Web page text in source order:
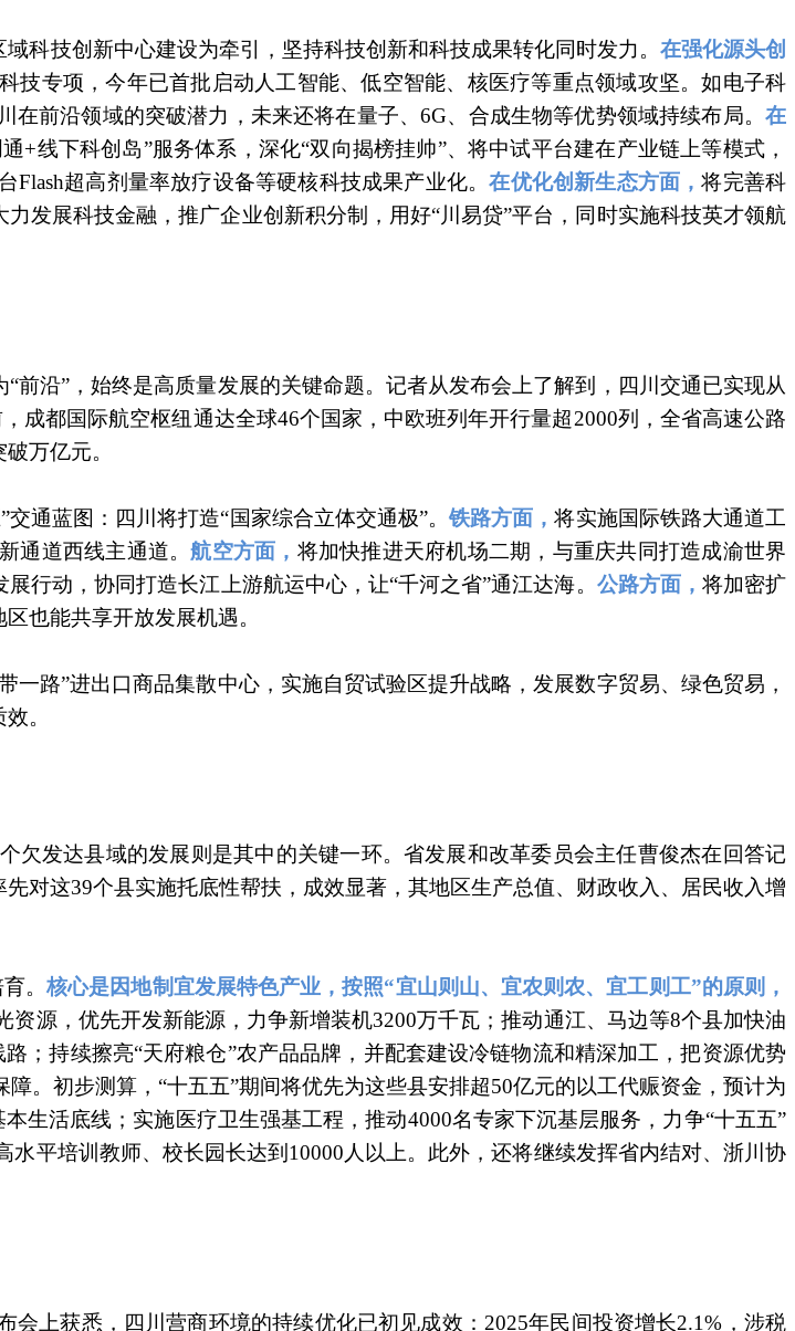
科技创新中心建设为牵引，坚持科技创新和科技成果转化同时发力。 在强化源头创
技专项，今年已首批启动人工智能、低空智能、核医疗等重点领域攻坚。如电子科
前沿领域的突破潜力，未来还将在量子、6G、合成生物等优势领域持续布局。 在
+线下科创岛”服务体系，深化“双向揭榜挂帅”、将中试平台建在产业链上等模式，
超高剂量率放疗设备等硬核科技成果产业化。在优化创新生态方面，将完善科
发展科技金融，推广企业创新积分制，用好“川易贷”平台，同时实施科技英才领航
沿”，始终是高质量发展的关键命题。记者从发布会上了解到，四川交通已实现从
成都国际航空枢纽通达全球46个国家，中欧班列年开行量超2000列，全省高速公路
万亿元。
通蓝图：四川将打造“国家综合立体交通极”。铁路方面，将实施国际铁路大通道工
通道西线主通道。航空方面， 将加快推进天府机场二期，与重庆共同打造成渝世界
行动，协同打造长江上游航运中心，让“千河之省”通江达海。 公路方面， 将加密扩
也能共享开放发展机遇。
路”进出口商品集散中心，实施自贸试验区提升战略，发展数字贸易、绿色贸易，
。
发达县域的发展则是其中的关键一环。省发展和改革委员会主任曹俊杰在回答记
对这39个县实施托底性帮扶，成效显著，其地区生产总值、财政收入、居民收入增
育。核心是因地制宜发展特色产业，按照“宜山则山、宜农则农、宜工则工”的原则，
资源，优先开发新能源，力争新增装机3200万千瓦；推动通江、马边等8个县加快油
；持续擦亮“天府粮仓”农产品品牌，并配套建设冷链物流和精深加工，把资源优势
。初步测算，“十五五”期间将优先为这些县安排超50亿元的以工代赈资金，预计为
生活底线；实施医疗卫生强基工程，推动4000名专家下沉基层服务，力争“十五五”
平培训教师、校长园长达到10000人以上。此外，还将继续发挥省内结对、浙川协
上获悉，四川营商环境的持续优化已初见成效：2025年民间投资增长2.1%，涉税